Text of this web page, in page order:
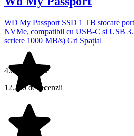
WD My Passport SSD 1 TB stocare
NVMe, compatibil cu USB-C și USB
scriere 1000 MB/s) Gri Spațial
4.6 din 5 stele
12.230 de recenzii